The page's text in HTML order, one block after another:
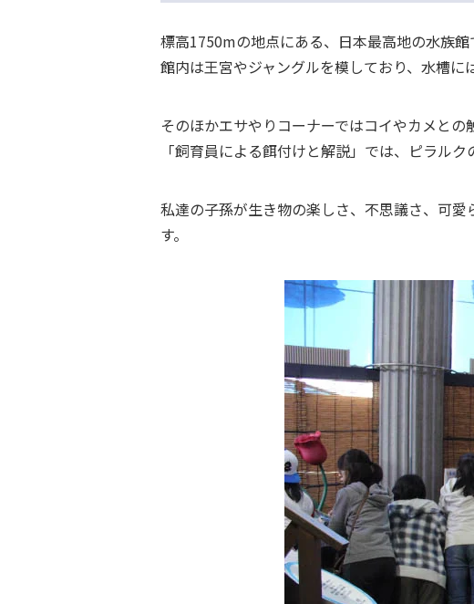
標高1750mの地点にある、日本最高地の水族館
館内は王宮やジャングルを模しており、水槽に
そのほかエサやりコーナーではコイやカメとの
「飼育員による餌付けと解説」では、ピラル
私達の子孫が生き物の楽しさ、不思議さ、可
す。